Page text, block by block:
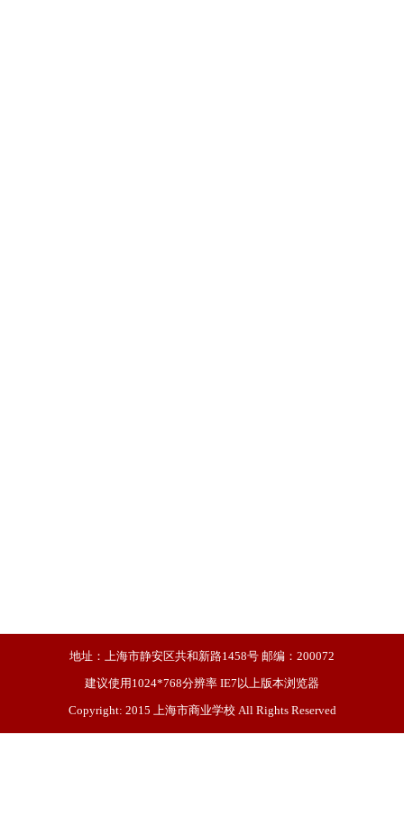
地址：上海市静安区共和新路1458号 邮编：200072
建议使用1024*768分辨率 IE7以上版本浏览器
Copyright: 2015 上海市商业学校 All Rights Reserved